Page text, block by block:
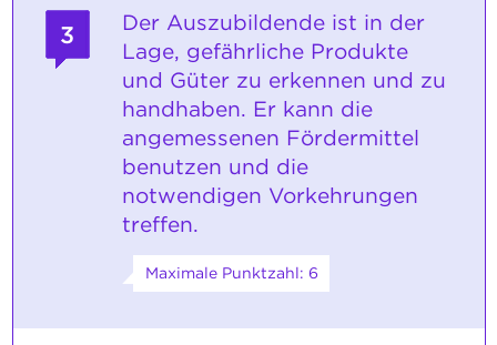
3
Der Auszubildende ist in der
Lage, gefährliche Produkte
und Güter zu erkennen und zu
handhaben. Er kann die
angemessenen Fördermittel
benutzen und die
notwendigen Vorkehrungen
treffen.
Maximale Punktzahl: 6